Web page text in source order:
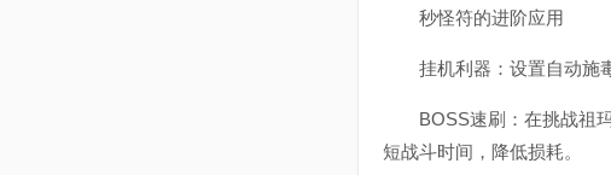
秒怪符的进阶应用
挂机利器：设置自动施毒
BOSS速刷：在挑战祖玛
短战斗时间，降低损耗。